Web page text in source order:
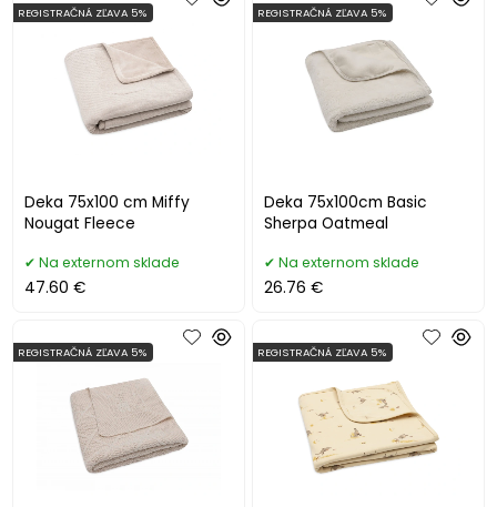
Deka 75x100 cm Miffy
Nougat Fleece
REGISTRAČNÁ ZĽAVA 5%
Na externom sklade
47.60 €
Deka 75x100cm Basic
Sherpa Oatmeal
REGISTRAČNÁ ZĽAVA 5%
Na externom sklade
26.76 €
REGISTRAČNÁ ZĽAVA 5% REGISTRAČNÁ ZĽAVA 5%